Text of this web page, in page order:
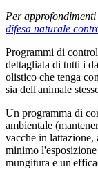
Per
difesa naturale
Programmi di
dettagliata di tutti i
olistico che tenga
sia dell'animale
Un programma di
ambientale
vacche in
minimo
mungitura e